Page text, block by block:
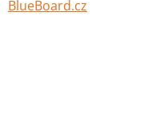
BlueBoard.cz